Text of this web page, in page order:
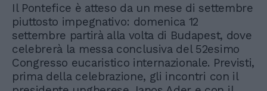
Il Pontefice è atteso da un mese di settembre
piuttosto impegnativo: domenica 12
settembre partirà alla volta di Budapest, dove
celebrerà la messa conclusiva del 52esimo
Congresso eucaristico internazionale. Previsti,
prima della celebrazione, gli incontri con il